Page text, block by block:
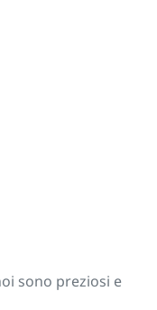
sono preziosi e